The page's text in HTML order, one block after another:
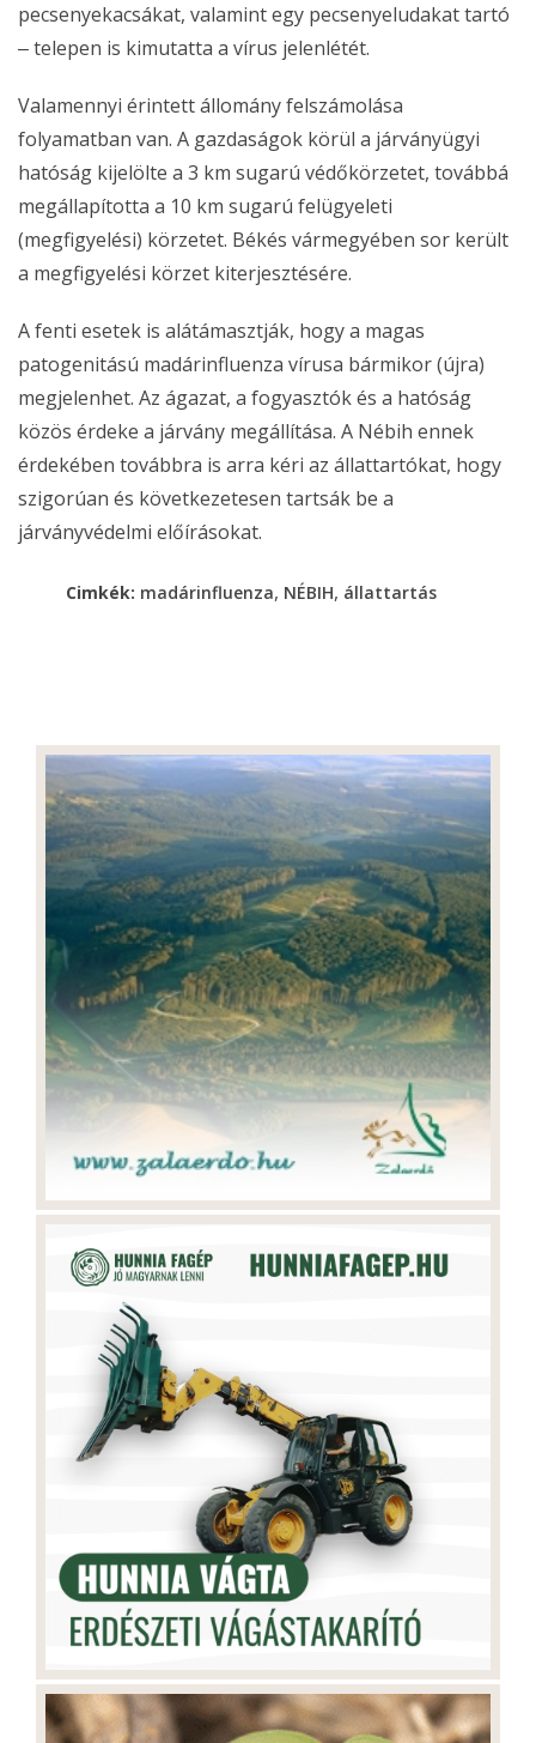
pecsenyekacsákat, valamint egy pecsenyeludakat tartó
‒ telepen is kimutatta a vírus jelenlétét.
Valamennyi érintett állomány felszámolása
folyamatban van. A gazdaságok körül a járványügyi
hatóság kijelölte a 3 km sugarú védőkörzetet, továbbá
megállapította a 10 km sugarú felügyeleti
(megfigyelési) körzetet. Békés vármegyében sor került
a megfigyelési körzet kiterjesztésére.
A fenti esetek is alátámasztják, hogy a magas
patogenitású madárinfluenza vírusa bármikor (újra)
megjelenhet. Az ágazat, a fogyasztók és a hatóság
közös érdeke a járvány megállítása. A Nébih ennek
érdekében továbbra is arra kéri az állattartókat, hogy
szigorúan és következetesen tartsák be a
járványvédelmi előírásokat.
Cimkék: madárinfluenza, NÉBIH, állattartás